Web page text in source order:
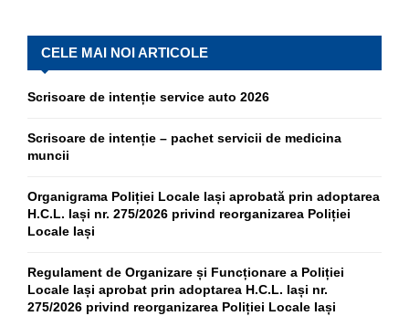
CELE MAI NOI ARTICOLE
Scrisoare de intenție service auto 2026
Scrisoare de intenție – pachet servicii de medicina
muncii
Organigrama Poliției Locale Iași aprobată prin adoptarea
H.C.L. Iași nr. 275/2026 privind reorganizarea Poliției
Locale Iași
Regulament de Organizare și Funcționare a Poliției
Locale Iași aprobat prin adoptarea H.C.L. Iași nr.
275/2026 privind reorganizarea Poliției Locale Iași